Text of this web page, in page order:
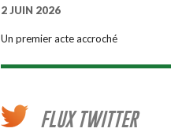
2 JUIN 2026
Un premier acte accroché
FLUX TWITTER